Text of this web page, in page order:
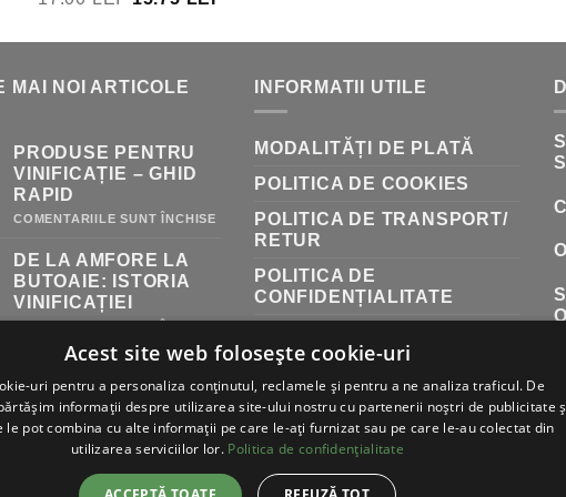
A
17.00 LEI.
ESTE:
236.00 LEI.
MAI NOI ARTICOLE
PRODUSE PENTRU
VINIFICAȚIE – GHID
RAPID
COMENTARIILE SUNT ÎNCHISE PENTRU
PRODUSE
PENTRU
RAPID
DE LA AMFORE LA
BUTOAIE: ISTORIA
VINIFICAȚIEI
PENTRU
LA
LA
BUTOAIE:
ISTORIA
VINIFICAȚIEI
INFORMATII UTILE
MODALITĂȚI DE PLATĂ
POLITICA DE COOKIES
POLITICA DE TRANSPORT/
RETUR
POLITICA DE
CONFIDENȚIALITATE
TERMENI ȘI CONDIȚII
Acest site web folosește cookie-uri
uri pentru a personaliza conținutul, reclamele și pentru a ne analiza traficul. De
informații despre utilizarea site-ului nostru cu partenerii noștri de publicitate
le pot combina cu alte informații pe care le-ați furnizat sau pe care le-au colectat din
utilizarea serviciilor lor. Politica de confidențialitate